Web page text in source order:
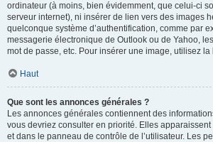
ordinateur (à moins, bien évidemment, que celui-ci
serveur internet), ni insérer de lien vers des images
quelconque système d’authentification, comme par
messagerie électronique de Outlook ou de Yahoo,
mot de passe, etc. Pour insérer une image, utilisez
Haut
Que sont les annonces générales ?
Les annonces générales contiennent des
vous devriez consulter en priorité. Elles
et dans le panneau de contrôle de l’utilisateur. Les